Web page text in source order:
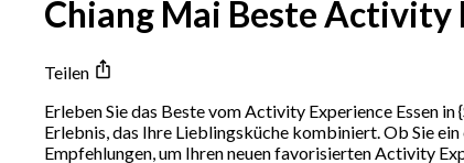
Chiang Mai Beste Activity
Teilen
Erleben Sie das Beste vom Activity Experience Essen
Erlebnis, das Ihre Lieblingsküche kombiniert. Ob Sie
Empfehlungen, um Ihren neuen favorisierten Activity